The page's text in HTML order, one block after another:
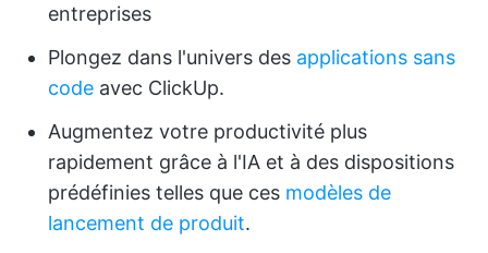
entreprises
Plongez dans l'univers des applications sans
code avec ClickUp.
Augmentez votre productivité plus
rapidement grâce à l'IA et à des dispositions
prédéfinies telles que ces modèles de
lancement de produit.